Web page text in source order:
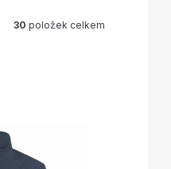
30 položek celkem